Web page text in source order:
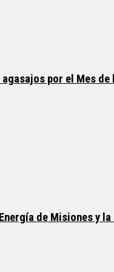
por el Mes de
de Misiones y la